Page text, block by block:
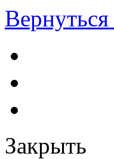
Закрыть